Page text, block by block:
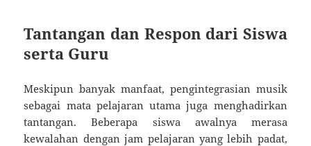
Tantangan dan Respon dari Siswa
serta Guru
Meskipun banyak manfaat, pengintegrasian musik
sebagai mata pelajaran utama juga menghadirkan
tantangan. Beberapa siswa awalnya merasa
kewalahan dengan jam pelajaran yang lebih padat,